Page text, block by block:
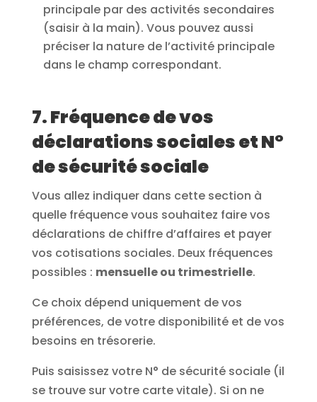
principale par des activités secondaires
(saisir à la main). Vous pouvez aussi
préciser la nature de l’activité principale
dans le champ correspondant.
7. Fréquence de vos
déclarations sociales et N°
de sécurité sociale
Vous allez indiquer dans cette section à
quelle fréquence vous souhaitez faire vos
déclarations de chiffre d’affaires et payer
vos cotisations sociales. Deux fréquences
possibles : mensuelle ou trimestrielle.
Ce choix dépend uniquement de vos
préférences, de votre disponibilité et de vos
besoins en trésorerie.
Puis saisissez votre N° de sécurité sociale (il
se trouve sur votre carte vitale). Si on ne